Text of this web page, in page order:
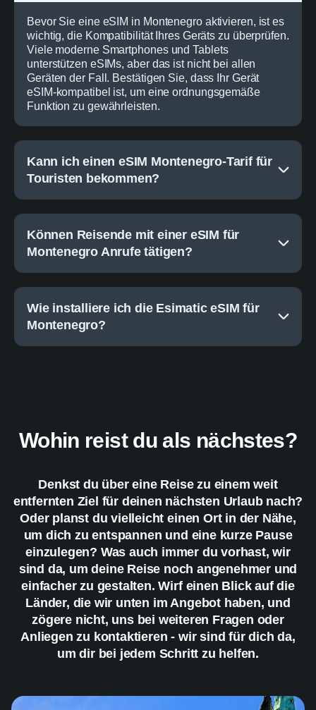
Bevor Sie eine eSIM in Montenegro aktivieren, ist es
wichtig, die Kompatibilität Ihres Geräts zu überprüfen.
Viele moderne Smartphones und Tablets
unterstützen eSIMs, aber das ist nicht bei allen
Geräten der Fall. Bestätigen Sie, dass Ihr Gerät
eSIM-kompatibel ist, um eine ordnungsgemäße
Funktion zu gewährleisten.
Kann ich einen eSIM Montenegro-Tarif für
Touristen bekommen?
Können Reisende mit einer eSIM für
Montenegro Anrufe tätigen?
Wie installiere ich die Esimatic eSIM für
Montenegro?
Wohin reist du als nächstes?
Denkst du über eine Reise zu einem weit
entfernten Ziel für deinen nächsten Urlaub nach?
Oder planst du vielleicht einen Ort in der Nähe,
um dich zu entspannen und eine kurze Pause
einzulegen? Was auch immer du vorhast, wir
sind da, um deine Reise noch angenehmer und
einfacher zu gestalten. Wirf einen Blick auf die
Länder, die wir unten im Angebot haben, und
zögere nicht, uns bei weiteren Fragen oder
Anliegen zu kontaktieren - wir sind für dich da,
um dir bei jedem Schritt zu helfen.